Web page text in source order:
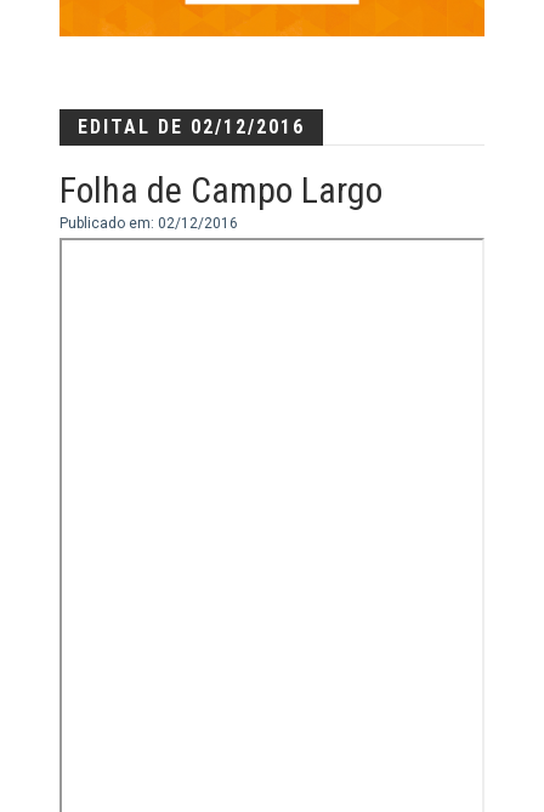
EDITAL DE 02/12/2016
Folha de Campo Largo
Publicado em: 02/12/2016